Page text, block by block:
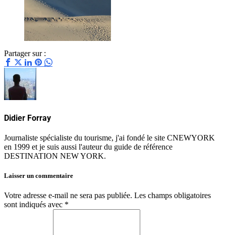
Partager sur :
Didier Forray
Journaliste spécialiste du tourisme, j'ai fondé le site CNEWYORK
en 1999 et je suis aussi l'auteur du guide de référence
DESTINATION NEW YORK.
Laisser un commentaire
Votre adresse e-mail ne sera pas publiée. Les champs obligatoires
sont indiqués avec *